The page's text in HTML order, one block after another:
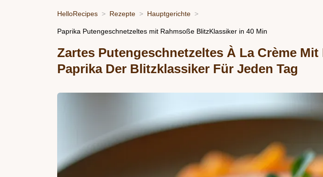
HelloRecipes Rezepte Hauptgerichte
Paprika Putengeschnetzeltes mit Rahmsoße BlitzKlassiker in 40 Min
Zartes Putengeschnetzeltes À La Crème Mit
Paprika Der Blitzklassiker Für Jeden Tag